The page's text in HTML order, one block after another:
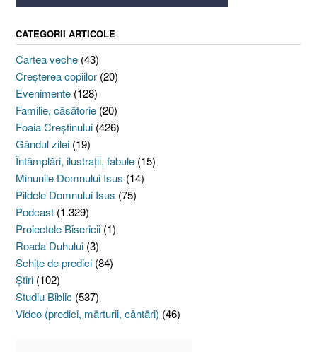
CATEGORII ARTICOLE
Cartea veche (43)
Creşterea copiilor (20)
Evenimente (128)
Familie, căsătorie (20)
Foaia Creştinului (426)
Gândul zilei (19)
Întâmplări, ilustraţii, fabule (15)
Minunile Domnului Isus (14)
Pildele Domnului Isus (75)
Podcast (1.329)
Proiectele Bisericii (1)
Roada Duhului (3)
Schiţe de predici (84)
Ştiri (102)
Studiu Biblic (537)
Video (predici, mărturii, cântări) (46)